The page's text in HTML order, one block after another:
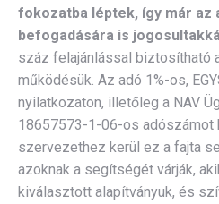
fokozatba léptek, így már az
befogadására is
száz felajánlással biztosítható
működésük. Az adó 1%-os,
nyilatkozaton, illetőleg a NAV
18657573-1-06-os adószámot
szervezethez kerül ez a fajta
azoknak a segítségét várják,
kiválasztott alapítványuk, és